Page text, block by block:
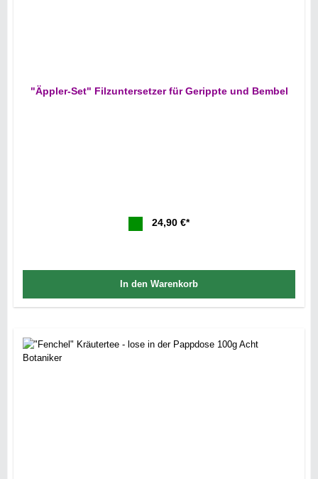
"Äppler-Set" Filzuntersetzer für Gerippte und Bembel
24,90 €*
In den Warenkorb